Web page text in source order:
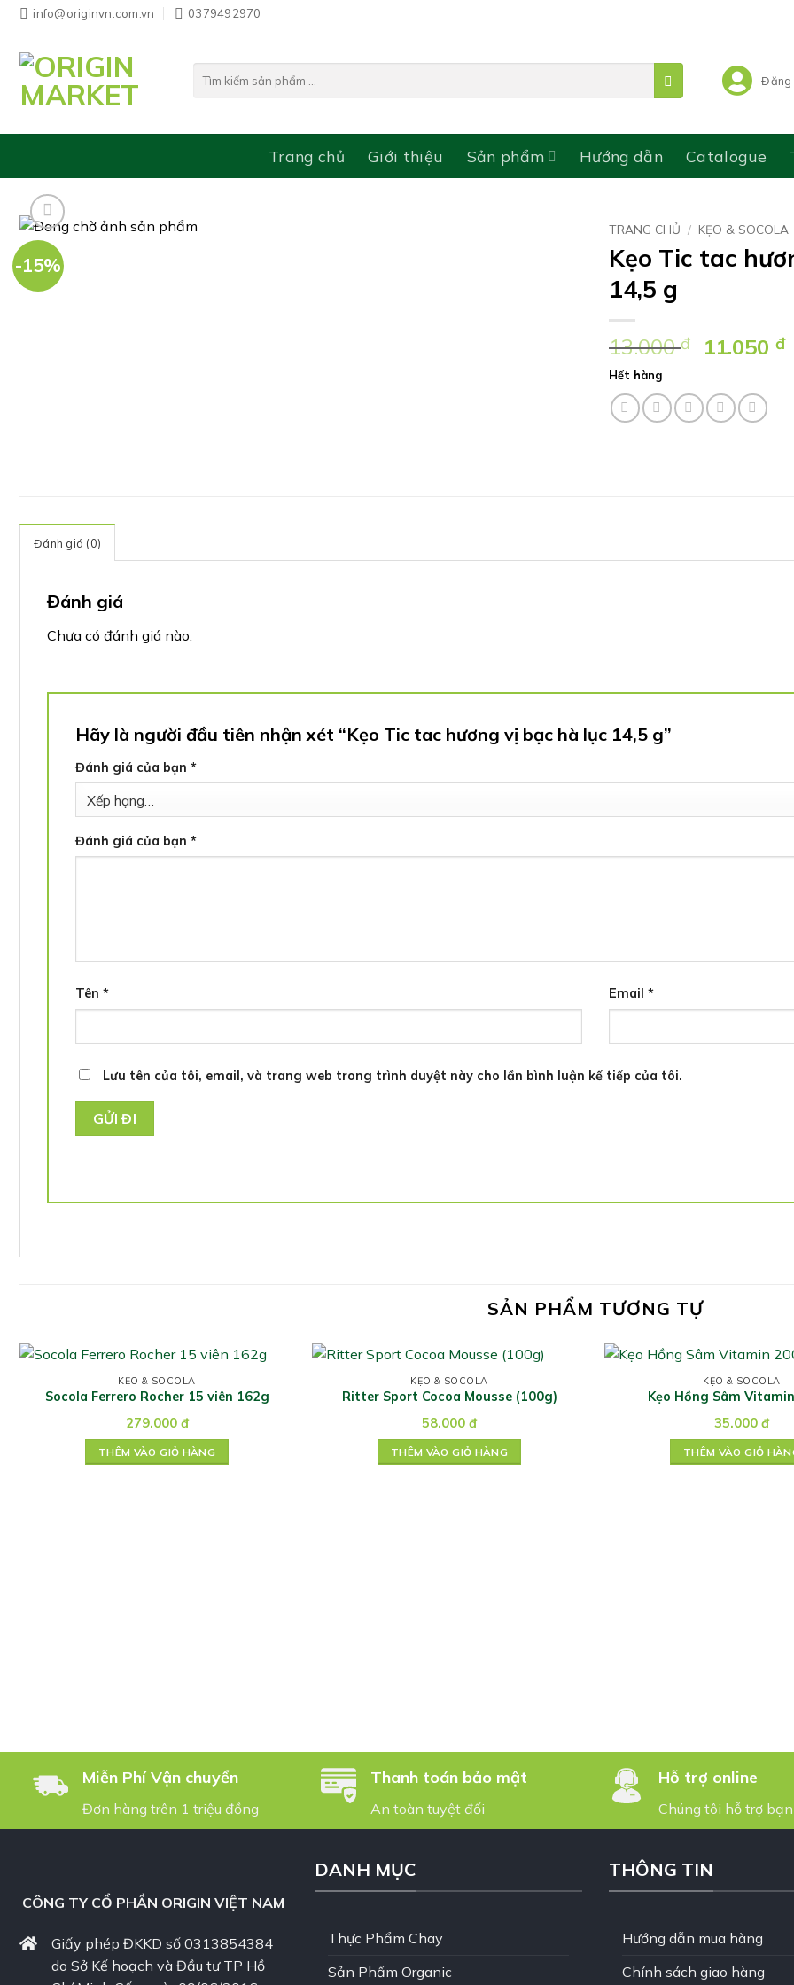
qua
info@originvn.com.vn 0379492970
kiếm:
Đăng
Trang chủ Giới thiệu Sản phẩm Hướng dẫn Catalogue
-15%
TRANG CHỦ / KẸO & SOCOLA
Kẹo Tic tac
14,5 g
13.000đ
Giá
là:
13.000 ₫.
11.050đ
Hết hàng
Đánh giá (0)
Đánh giá
Chưa có đánh giá nào.
Hãy là người đầu tiên nhận xét “Kẹo Tic tac hương vị bạc hà lục 14,5 g”
Đánh giá của bạn *
Đánh giá của bạn *
Tên * Email *
Lưu tên của tôi, email, và trang web trong trình duyệt này cho lần bình luận kế tiếp của tôi.
SẢN PHẨM TƯƠNG TỰ
KẸO & SOCOLA
Socola Ferrero Rocher 15 viên 162g
279.000 đ
THÊM VÀO GIỎ HÀNG
KẸO & SOCOLA
Ritter Sport Cocoa Mousse (100g)
58.000 đ
THÊM VÀO GIỎ HÀNG
KẸO & SOCOLA
Kẹo Hồng Sâm
35.000 đ
THÊM VÀO GIỎ
Miễn Phí Vận chuyển
Đơn hàng trên 1 triệu đồng
Thanh toán bảo mật
An toàn tuyệt đối
Hỗ trợ online
Chúng tôi hỗ trợ
CÔNG TY CỔ PHẦN ORIGIN VIỆT NAM
Giấy phép ĐKKD số 0313854384
do Sở Kế hoạch và Đầu tư TP Hồ
DANH MỤC
Thực Phẩm Chay
Sản Phẩm Organic
THÔNG TIN
Hướng dẫn mua hàng
Chính sách giao hàng